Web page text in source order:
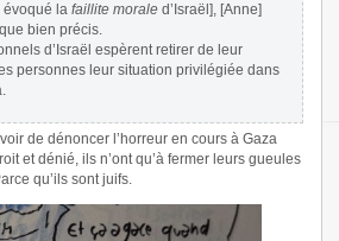
évoqué la faillite morale d’Israël], [Anne]
bien précis.
d’Israël espèrent retirer de leur
personnes leur situation privilégiée dans
de dénoncer l’horreur en cours à Gaza
et dénié, ils n’ont qu’à fermer leurs gueules
qu’ils sont juifs.